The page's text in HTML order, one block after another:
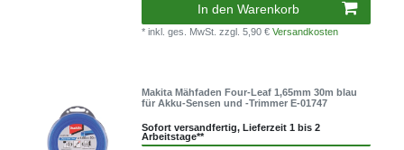
In den Warenkorb
* inkl. ges. MwSt.zzgl. 5,90 €Versandkosten
Makita Mähfaden Four-Leaf 1,65mm 30m blau
für Akku-Sensen und -Trimmer E-01747
Sofort versandfertig, Lieferzeit 1 bis 2
Arbeitstage**